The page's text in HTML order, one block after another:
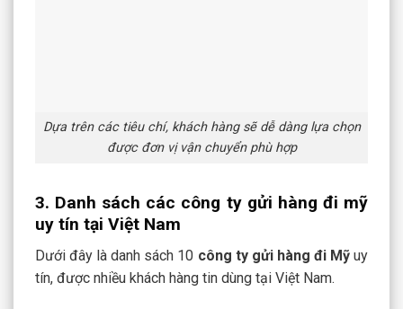
Dựa trên các tiêu chí, khách hàng sẽ dễ dàng lựa chọn
được đơn vị vận chuyển phù hợp
3. Danh sách các công ty gửi hàng đi mỹ
uy tín tại Việt Nam
Dưới đây là danh sách 10 công ty gửi hàng đi Mỹuy
tín, được nhiều khách hàng tin dùng tại Việt Nam.